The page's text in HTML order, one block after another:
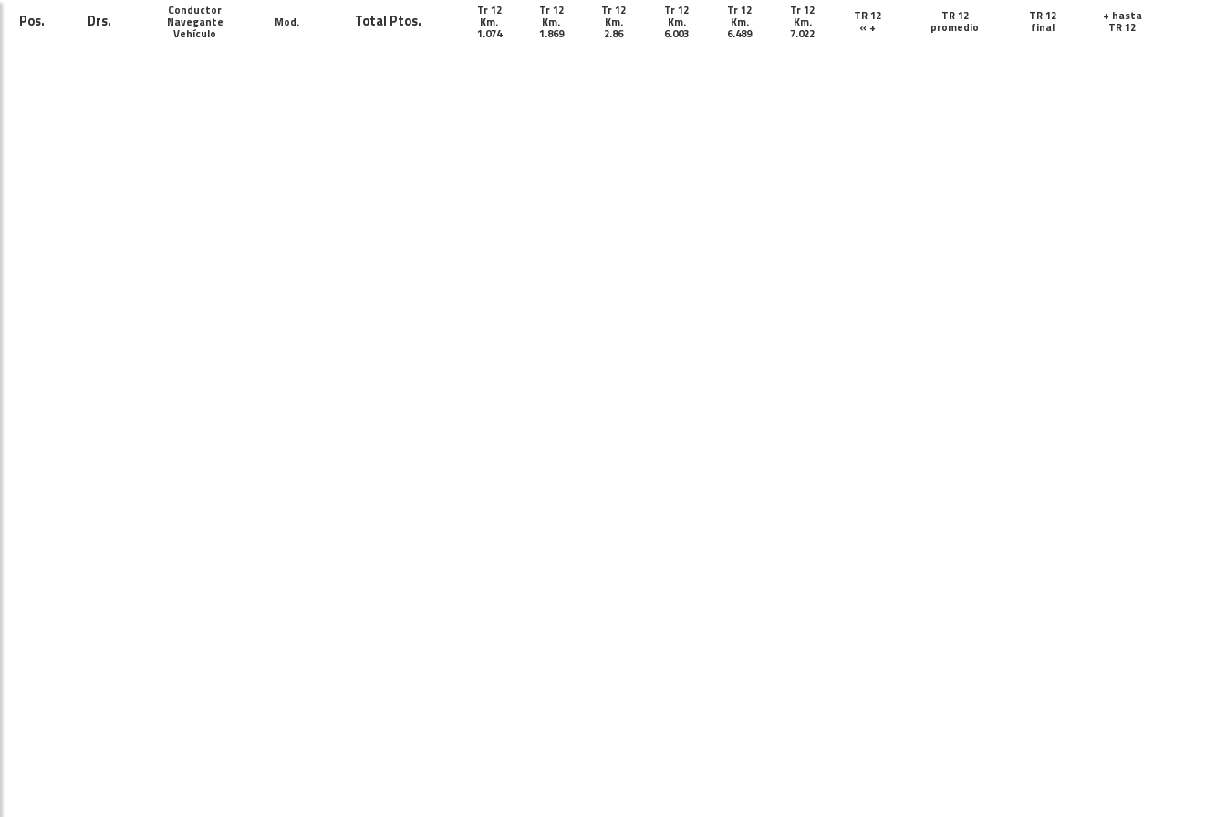
Pos. Drs.
Conductor
Navegante
Vehículo
Mod. Total Ptos.
Tr 12
Km.
1.074
Tr 12
Km.
1.869
Tr 12
Km.
2.86
Tr 12
Km.
6.003
Tr 12
Km.
6.489
Tr 12
Km.
7.022
TR 12
« +
TR 12
promedio
TR 12
final
+ hasta
TR 12